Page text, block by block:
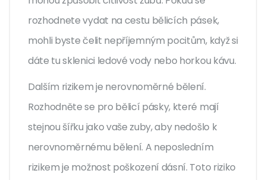
rozhodnete vydat na cestu bělicích pásek,
mohli byste čelit nepříjemným pocitům, když si
dáte tu sklenici ledové vody nebo horkou kávu.
Dalším rizikem je nerovnoměrné bělení.
Rozhodněte se pro bělicí pásky, které mají
stejnou šířku jako vaše zuby, aby nedošlo k
nerovnoměrnému bělení. A neposledním
rizikem je možnost poškození dásní. Toto riziko